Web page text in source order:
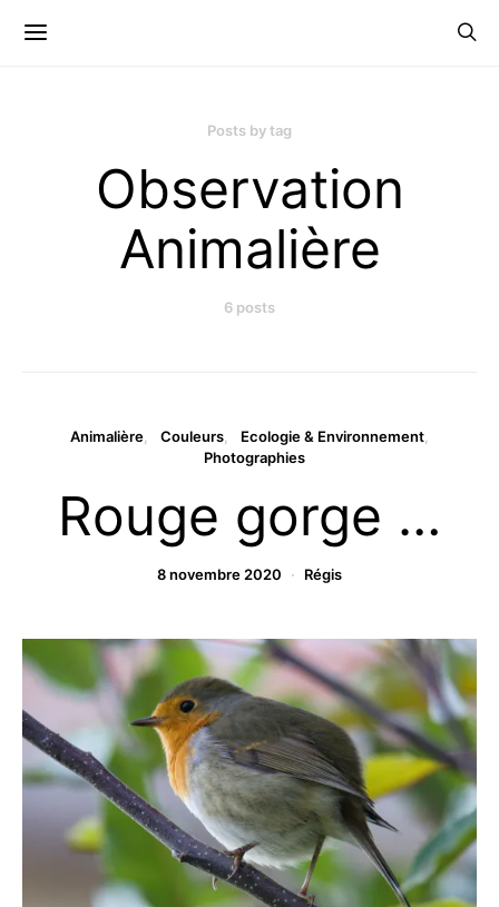
Posts by tag
Observation
Animalière
6 posts
Animalière Couleurs
Ecologie & Environnement
Photographies
Rouge gorge …
8 novembre 2020 Régis